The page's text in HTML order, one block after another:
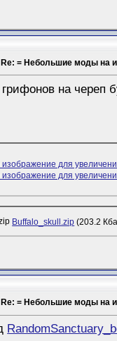
Re: = Небольшие моды на
на череп
Buffalo_skull.zip (203.2
Re: = Небольшие моды на